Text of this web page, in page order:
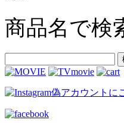
商品名で検